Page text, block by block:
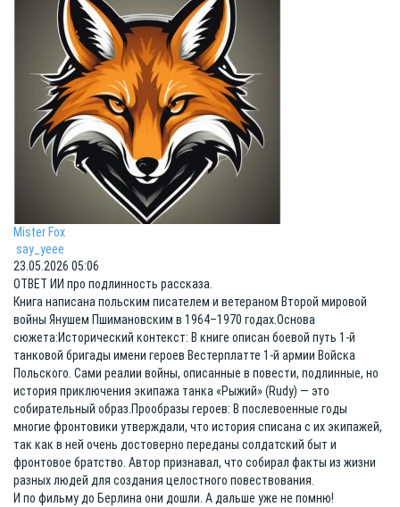
Mister Fox
say_yeee
23.05.2026 05:06
ОТВЕТ ИИ про подлинность рассказа.
Книга написана польским писателем и ветераном Второй мировой
войны Янушем Пшимановским в 1964–1970 годах.Основа
сюжета:Исторический контекст: В книге описан боевой путь 1-й
танковой бригады имени героев Вестерплатте 1-й армии Войска
Польского. Сами реалии войны, описанные в повести, подлинные, но
история приключения экипажа танка «Рыжий» (Rudy) — это
собирательный образ.Прообразы героев: В послевоенные годы
многие фронтовики утверждали, что история списана с их экипажей,
так как в ней очень достоверно переданы солдатский быт и
фронтовое братство. Автор признавал, что собирал факты из жизни
разных людей для создания целостного повествования.
И по фильму до Берлина они дошли. А дальше уже не помню!